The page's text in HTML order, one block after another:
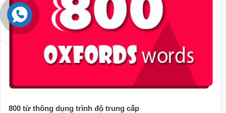
800 từ thông dụng trình độ trung cấp